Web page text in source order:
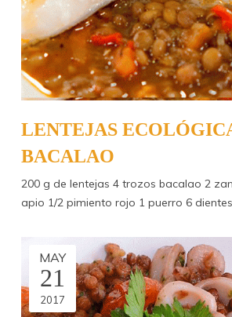
LENTEJAS
BACALAO
200 g de lentejas 4 trozos bacalao 2
apio 1/2 pimiento rojo 1 puerro 6
MAY
21
2017